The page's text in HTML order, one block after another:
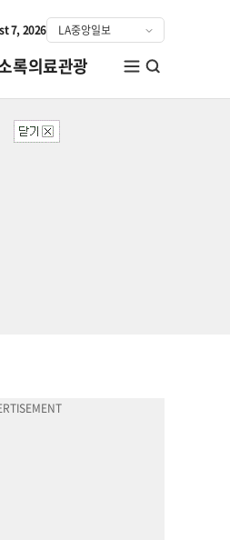
7, 2026
록의료관광